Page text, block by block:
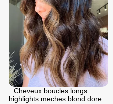
Cheveux boucles longs
highlights meches blond dore